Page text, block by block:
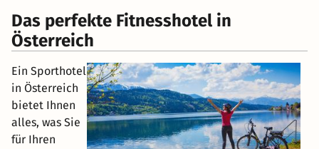
Das perfekte Fitnesshotel in
Österreich
Ein Sporthotel
in Österreich
bietet Ihnen
alles, was Sie
für Ihren